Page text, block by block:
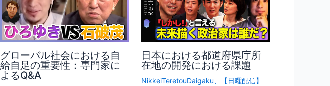
グローバル社会における自
給自足の重要性：専門家に
よるQ&A
日本における都道府県庁所
在地の開発における課題
NikkeiTeretouDaigaku
【日曜配信】